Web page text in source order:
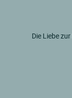
Die Liebe